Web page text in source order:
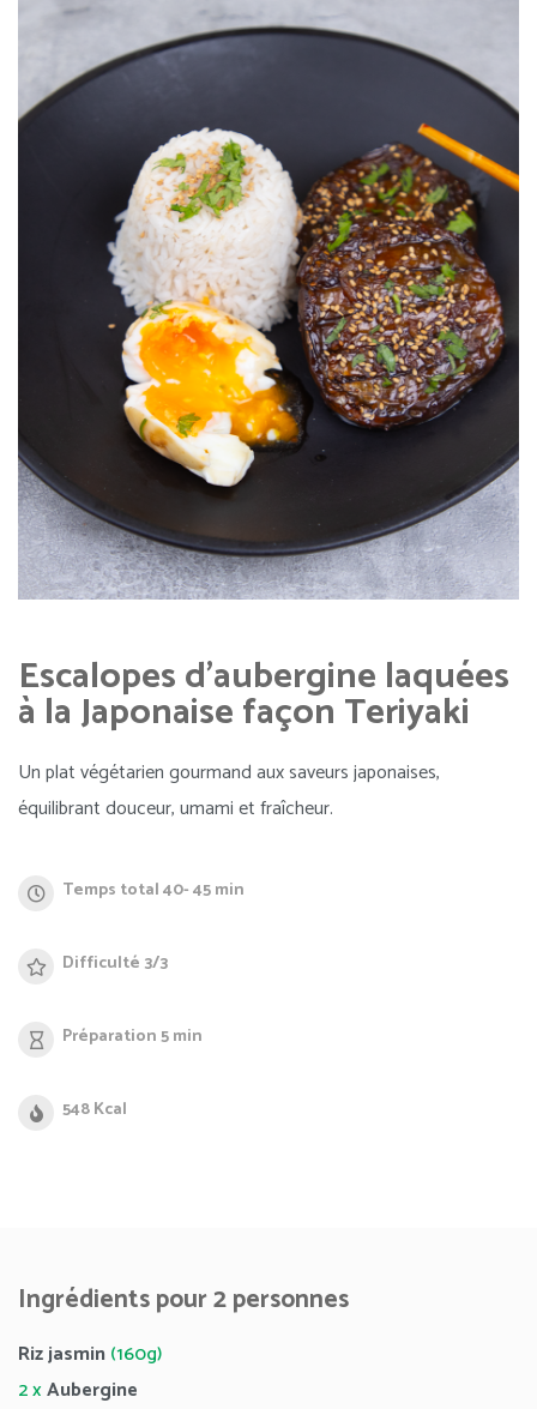
Escalopes d'aubergine laquées
à la Japonaise façon Teriyaki
Un plat végétarien gourmand aux saveurs japonaises,
équilibrant douceur, umami et fraîcheur.
Temps total 40- 45 min
Difficulté 3/3
Préparation 5 min
548 Kcal
Ingrédients pour 2 personnes
Riz jasmin(160g)
2 xAubergine